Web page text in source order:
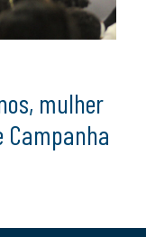
mulher